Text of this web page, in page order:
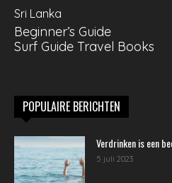
Sri Lanka
Beginner’s Guide
Surf Guide Travel Books
POPULAIRE BERICHTEN
Verdrinken is een
5 juli 2023